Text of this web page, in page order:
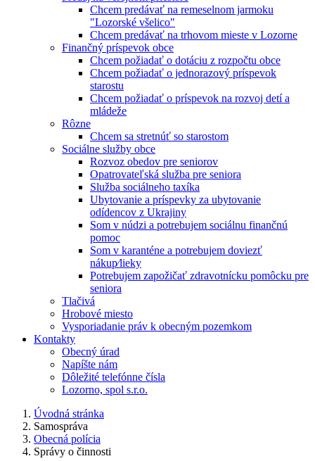
Chcem predávať na remeselnom jarmoku
"Lozorské všelico"
Chcem predávať na trhovom mieste v Lozorne
Finančný príspevok obce
Chcem požiadať o dotáciu z rozpočtu obce
Chcem požiadať o jednorazový príspevok
starostu
Chcem požiadať o príspevok na rozvoj detí a
mládeže
Rôzne
Chcem sa stretnúť so starostom
Sociálne služby obce
Rozvoz obedov pre seniorov
Opatrovateľská služba pre seniora
Služba sociálneho taxíka
Ubytovanie a príspevky za ubytovanie
odídencov z Ukrajiny
Som v núdzi a potrebujem sociálnu finančnú
pomoc
Som v karanténe a potrebujem doviezť
nákup⁄lieky
Potrebujem zapožičať zdravotnícku pomôcku pre
seniora
Tlačivá
Hrobové miesto
Vysporiadanie práv k obecným pozemkom
Kontakty
Obecný úrad
Napíšte nám
Dôležité telefónne čísla
Lozorno, spol s.r.o.
Úvodná stránka
Samospráva
Obecná polícia
Správy o činnosti